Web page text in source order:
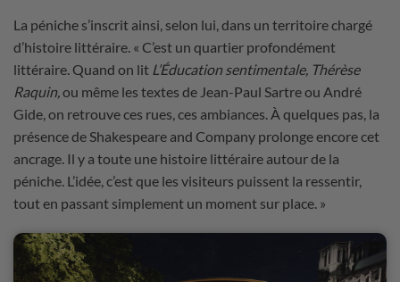
La péniche s’inscrit ainsi, selon lui, dans un territoire chargé
d’histoire littéraire. « C’est un quartier profondément
littéraire. Quand on lit L’Éducation sentimentale, Thérèse
Raquin,ou même les textes de Jean-Paul Sartre ou André
Gide, on retrouve ces rues, ces ambiances. À quelques pas, la
présence de Shakespeare and Company prolonge encore cet
ancrage. Il y a toute une histoire littéraire autour de la
péniche. L’idée, c’est que les visiteurs puissent la ressentir,
tout en passant simplement un moment sur place. »